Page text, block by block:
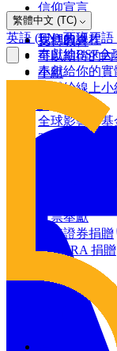
信仰宣言
董事會
支持教會
2026/25年影響
2025/24年影
2024/23年影
2022年影響力
資源
BSF部落格
禱告日曆
羅馬書
我們的課程
可以期待的內
小組
網上奉獻
奉獻給BSF全
奉獻給你的實
奉獻給線上小
全球影響力基
支票奉獻
增值證券捐贈
透過 IRA 捐贈
繁體中文 (TC)
英語 (EN)西班牙語